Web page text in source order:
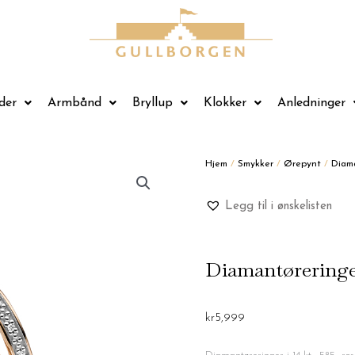
Armbånd Bryllup Klokker Anledninger
Hjem / Smykker / Ørepynt /
Legg til i ønskelisten
kr5,999